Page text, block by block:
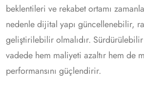
beklentileri ve rekabet ortamı
nedenle dijital yapı güncellenebilir,
geliştirilebilir olmalıdır.
vadede hem maliyeti azaltır hem de
performansını güçlendirir.